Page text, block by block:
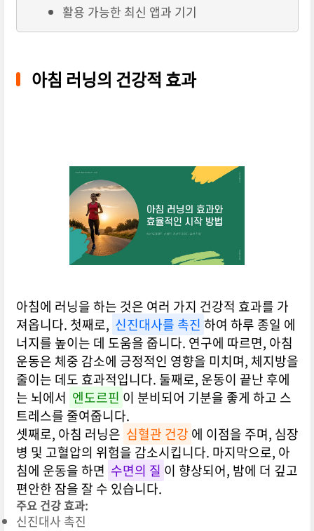
활용 가능한 최신 앱과 기기
아침 러닝의 건강적 효과
아침에 러닝을 하는 것은 여러 가지 건강적 효과를 가
져옵니다. 첫째로, 신진대사를 촉진 하여 하루 종일 에
너지를 높이는 데 도움을 줍니다. 연구에 따르면, 아침
운동은 체중 감소에 긍정적인 영향을 미치며, 체지방을
줄이는 데도 효과적입니다. 둘째로, 운동이 끝난 후에
는 뇌에서 엔도르핀 이 분비되어 기분을 좋게 하고 스
트레스를 줄여줍니다.
셋째로, 아침 러닝은 심혈관 건강 에 이점을 주며, 심장
병 및 고혈압의 위험을 감소시킵니다. 마지막으로, 아
침에 운동을 하면 수면의 질 이 향상되어, 밤에 더 깊고
편안한 잠을 잘 수 있습니다.
주요 건강 효과:
신진대사 촉진